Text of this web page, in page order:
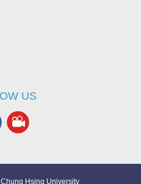
US
Hsing University